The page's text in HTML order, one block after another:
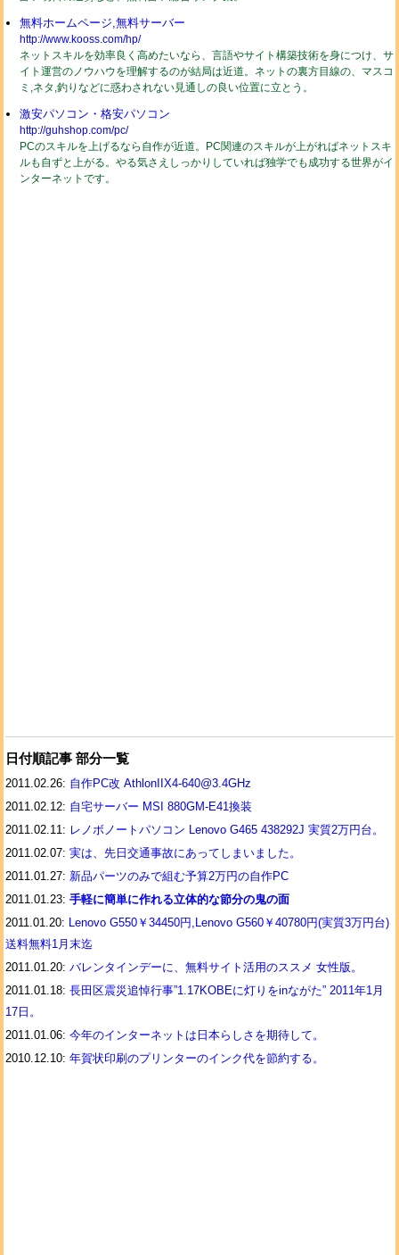
無料ホームページ,無料サーバー
http://www.kooss.com/hp/
ネットスキルを効率良く高めたいなら、言語やサイト構築技術を身につけ、サ
イト運営のノウハウを理解するのが結局は近道。ネットの裏方目線の、マスコ
ミ,ネタ,釣りなどに惑わされない見通しの良い位置に立とう。
激安パソコン・格安パソコン
http://guhshop.com/pc/
PCのスキルを上げるなら自作が近道。PC関連のスキルが上がればネットスキ
ルも自ずと上がる。やる気さえしっかりしていれば独学でも成功する世界がイ
ンターネットです。
日付順記事 部分一覧
2011.02.26: 自作PC改 AthlonIIX4-640@3.4GHz
2011.02.12: 自宅サーバー MSI 880GM-E41換装
2011.02.11: レノボノートパソコン Lenovo G465 438292J 実質2万円台。
2011.02.07: 実は、先日交通事故にあってしまいました。
2011.01.27: 新品パーツのみで組む予算2万円の自作PC
2011.01.23: 手軽に簡単に作れる立体的な節分の鬼の面
2011.01.20: Lenovo G550￥34450円,Lenovo G560￥40780円(実質3万円台)
送料無料1月末迄
2011.01.20: バレンタインデーに、無料サイト活用のススメ 女性版。
2011.01.18: 長田区震災追悼行事”1.17KOBEに灯りをinながた” 2011年1月
17日。
2011.01.06: 今年のインターネットは日本らしさを期待して。
2010.12.10: 年賀状印刷のプリンターのインク代を節約する。